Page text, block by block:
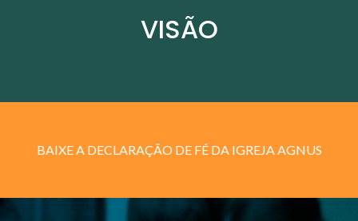
VISÃO
BAIXE A DECLARAÇÃO DE FÉ DA IGREJA AGNUS